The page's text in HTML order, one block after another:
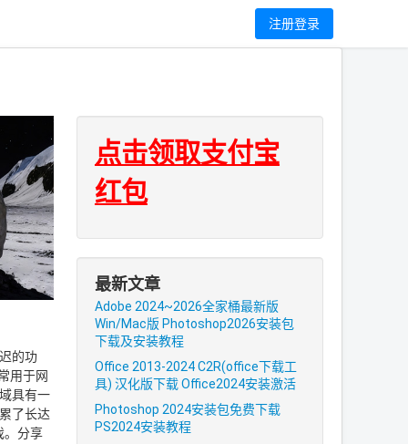
注册登录
的功
用于网
具有一
了长达
。分享
点击领取支付宝
红包
最新文章
Adobe 2024~2026全家桶最新版
Win/Mac版 Photoshop2026安装包
下载及安装教程
Office 2013-2024 C2R(office下载工
具) 汉化版下载 Office2024安装激活
Photoshop 2024安装包免费下载
PS2024安装教程